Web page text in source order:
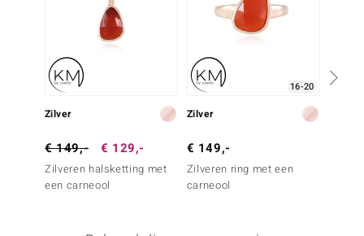
Zilver
€ 149,- € 129,-
Zilveren halsketting met
een carneool
16-20
Zilver
€ 149,-
Zilveren ring met een
carneool